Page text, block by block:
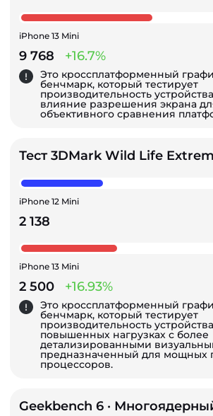
iPhone 13 Mini
9 768 +16.7%
Это кроссплатформенный
бенчмарк, который тестирует
производительность
влияние разрешения экрана
объективного сравнения
Тест 3DMark Wild Life
iPhone 12 Mini
2 138
iPhone 13 Mini
2 500 +16.93%
Это кроссплатформенный
бенчмарк, который тестирует
производительность
повышенных нагрузках с более
детализированными
предназначенный для мощных
процессоров.
Geekbench 6 ·